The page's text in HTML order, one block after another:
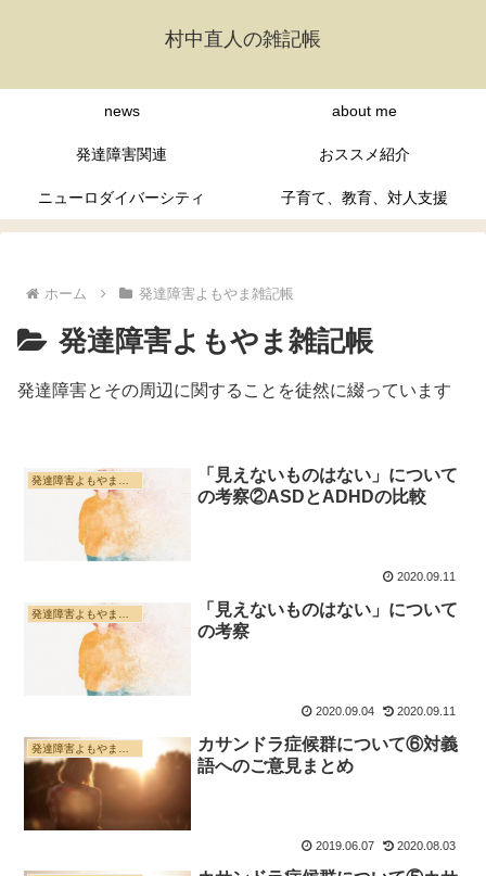
村中直人の雑記帳
news about me
発達障害関連 おススメ紹介
ニューロダイバーシティ 子育て、教育、対人支援
ホーム 発達障害よもやま雑記帳
発達障害よもやま雑記帳
発達障害とその周辺に関することを徒然に綴っています
「見えないものはない」について
の考察②ASDとADHDの比較
2020.09.11
発達障害よもやま雑記帳
「見えないものはない」について
の考察
2020.09.04 2020.09.11
カサンドラ症候群について⑥対義
語へのご意見まとめ
2019.06.07 2020.08.03